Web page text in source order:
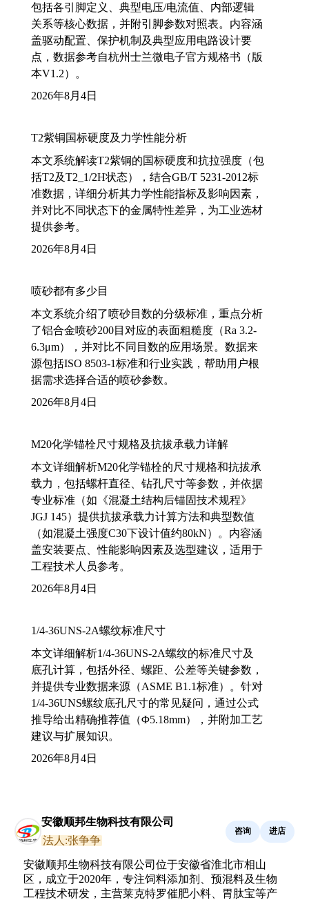
包括各引脚定义、典型电压/电流值、内部逻辑
关系等核心数据，并附引脚参数对照表。内容涵
盖驱动配置、保护机制及典型应用电路设计要
点，数据参考自杭州士兰微电子官方规格书（版
本V1.2）。
2026年8月4日
T2紫铜国标硬度及力学性能分析
本文系统解读T2紫铜的国标硬度和抗拉强度（包
括T2及T2_1/2H状态），结合GB/T 5231-2012标
准数据，详细分析其力学性能指标及影响因素，
并对比不同状态下的金属特性差异，为工业选材
提供参考。
2026年8月4日
喷砂都有多少目
本文系统介绍了喷砂目数的分级标准，重点分析
了铝合金喷砂200目对应的表面粗糙度（Ra 3.2-
6.3μm），并对比不同目数的应用场景。数据来
源包括ISO 8503-1标准和行业实践，帮助用户根
据需求选择合适的喷砂参数。
2026年8月4日
M20化学锚栓尺寸规格及抗拔承载力详解
本文详细解析M20化学锚栓的尺寸规格和抗拔承
载力，包括螺杆直径、钻孔尺寸等参数，并依据
专业标准（如《混凝土结构后锚固技术规程》
JGJ 145）提供抗拔承载力计算方法和典型数值
（如混凝土强度C30下设计值约80kN）。内容涵
盖安装要点、性能影响因素及选型建议，适用于
工程技术人员参考。
2026年8月4日
1/4-36UNS-2A螺纹标准尺寸
本文详细解析1/4-36UNS-2A螺纹的标准尺寸及
底孔计算，包括外径、螺距、公差等关键参数，
并提供专业数据来源（ASME B1.1标准）。针对
1/4-36UNS螺纹底孔尺寸的常见疑问，通过公式
推导给出精确推荐值（Φ5.18mm），并附加工艺
建议与扩展知识。
2026年8月4日
安徽顺邦生物科技有限公司
法人:张争争
咨询 进店
安徽顺邦生物科技有限公司位于安徽省淮北市相山
区，成立于2020年，专注饲料添加剂、预混料及生物
工程技术研发，主营莱克特罗催肥小料、胃肽宝等产